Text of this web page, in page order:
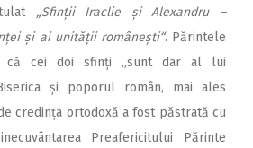
„Sfinții Iraclie și Alexandru –
și ai unității românești“. Părintele
că cei doi sfinți „sunt dar al lui
și poporul român, mai ales
credința ortodoxă a fost păstrată cu
Preafericitului Părinte